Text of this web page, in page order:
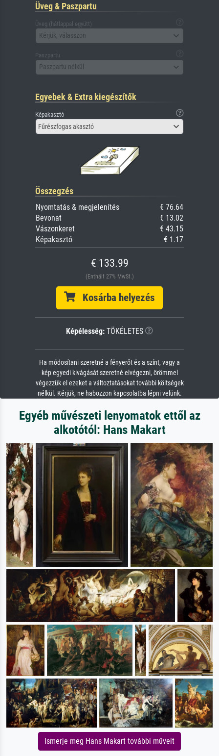
Üveg & Paszpartu
Üveg (hátlappal együtt)
Kérjük, válasszon
Paszpartu
Paszpartu nélkül
Egyebek & Extra kiegészítők
Képakasztó
Fűrészfogas akasztó
Összegzés
Nyomtatás & megjelenítés
€ 76.64
Bevonat
€ 13.02
Vászonkeret
€ 43.15
Képakasztó
€ 1.17
€ 133.99
(Enthält 27% MwSt.)
Kosárba helyezés
Képélesség: TÖKÉLETES
Ha módosítani szeretné a fényerőt és a színt, vagy a
kép egyedi kivágását szeretné elvégezni, örömmel
végezzük el ezeket a változtatásokat további költségek
nélkül. Kérjük, ne habozzon kapcsolatba lépni velünk.
Egyéb művészeti lenyomatok ettől az
alkotótól: Hans Makart
Ismerje meg Hans Makart további műveit